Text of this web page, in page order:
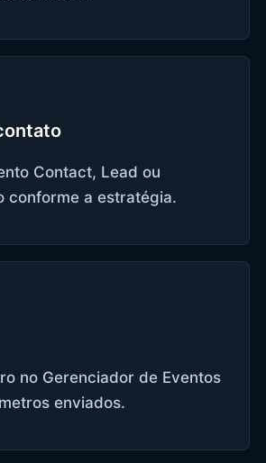
Contact, Lead ou
conforme a estratégia.
no Gerenciador de Eventos
enviados.